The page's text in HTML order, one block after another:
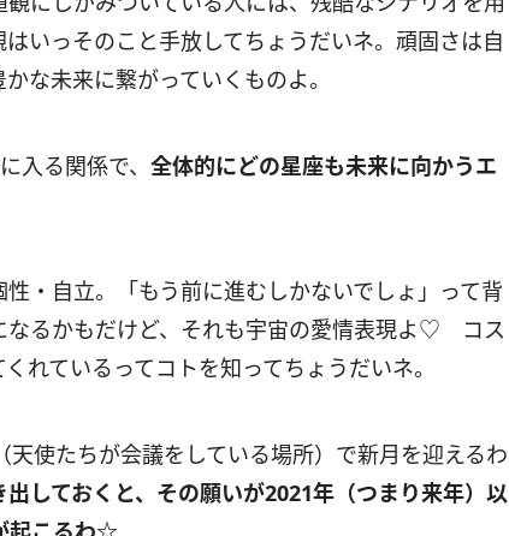
いっそのこと手放してちょうだいネ。頑固さは自
な未来に繋がっていくものよ。
入る関係で、 全体的にどの星座も未来に向かうエ
・自立。「もう前に進むしかないでしょ」って背
なるかもだけど、それも宇宙の愛情表現よ♡ コス
れているってコトを知ってちょうだいネ。
天使たちが会議をしている場所）で新月を迎えるわ
しておくと、その願いが2021年（つまり来年）以